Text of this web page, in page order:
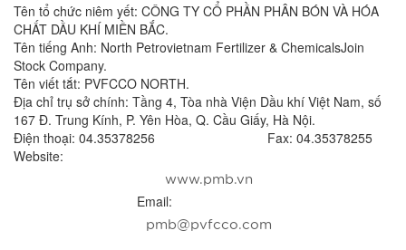
Tên tổ chức niêm yết: CÔNG TY CỔ PHẦN PHÂN BÓN VÀ HÓA
CHẤT DẦU KHÍ MIỀN BẮC.
Tên tiếng Anh: North Petrovietnam Fertilizer & ChemicalsJoin
Stock Company.
Tên viết tắt: PVFCCO NORTH.
Địa chỉ trụ sở chính: Tầng 4, Tòa nhà Viện Dầu khí Việt Nam, số
167 Đ. Trung Kính, P. Yên Hòa, Q. Cầu Giấy, Hà Nội.
Điện thoại: 04.35378256 Fax: 04.35378255
Website:
www.pmb.vn
Email:
pmb@pvfcco.com.vn